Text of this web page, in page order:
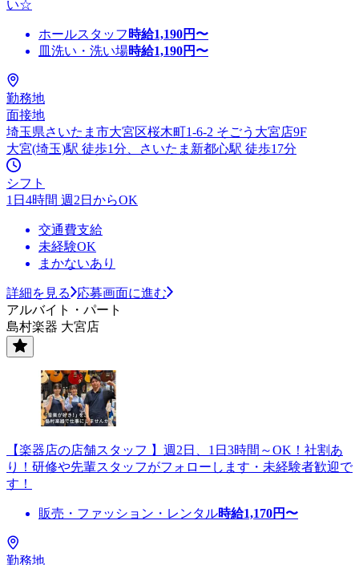
い☆
ホールスタッフ 時給1,190円〜
皿洗い・洗い場時給1,190円〜
勤務地
面接地
埼玉県さいたま市大宮区桜木町1-6-2 そごう大宮店9F
大宮(埼玉)駅 徒歩1分、さいたま新都心駅 徒歩17分
シフト
1日4時間 週2日からOK
交通費支給
未経験OK
まかないあり
詳細を見る
応募画面に進む
アルバイト・パート
島村楽器 大宮店
【楽器店の店舗スタッフ 】週2日、1日3時間～OK！社割あ
り！研修や先輩スタッフがフォローします・未経験者歓迎で
す！
販売・ファッション・レンタル時給1,170円〜
勤務地